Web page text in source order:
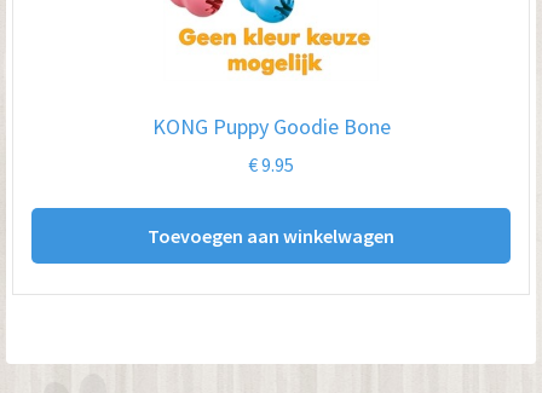
KONG Puppy Goodie Bone
€9.95
Toevoegen aan winkelwagen